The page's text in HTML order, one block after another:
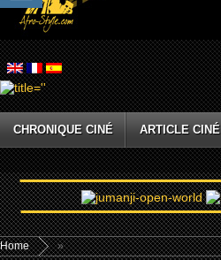
CHRONIQUE CINÉ ARTICLE CINÉ
Home »